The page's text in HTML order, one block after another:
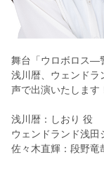
舞台「ウロボロス―
浅川暦、 ウェンドラ
声で出演いたします
浅川暦：しおり 役
ウェンドランド浅田
佐々木直輝： 段野竜